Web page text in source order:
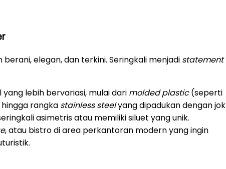
elegan, dan terkini. Seringkali menjadi statement
lebih bervariasi, mulai dari molded plastic(seperti
hingga rangka stainless steelyang dipadukan dengan jok
asimetris atau memiliki siluet yang unik.
, atau bistro di area perkantoran modern yang ingin